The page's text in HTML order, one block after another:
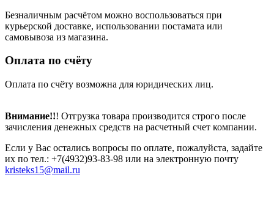
Безналичным расчётом можно воспользоваться при
курьерской доставке, использовании постамата или
самовывоза из магазина.
Оплата по счёту
Оплата по счёту возможна для юридических лиц.
Внимание!!! Отгрузка товара производится строго после
зачисления денежных средств на расчетный счет компании.
Если у Вас остались вопросы по оплате, пожалуйста, задайте
их по тел.: +7(4932)93-83-98 или на электронную почту
kristeks15@mail.ru